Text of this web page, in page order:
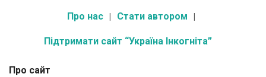
Про нас Стати автором
Підтримати сайт “Україна Інкогніта”
Про сайт